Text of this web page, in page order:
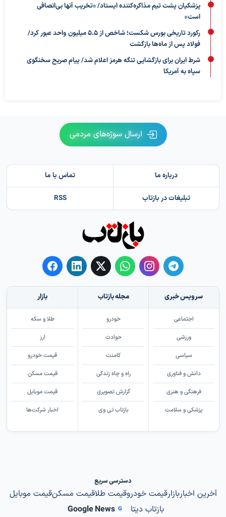
پزشکیان پشت تیم مذاکره‌کننده ایستاد/ «تخریب آنها بی‌انصافی
است»
رکورد تاریخی بورس شکست؛ شاخص از ۵.۵ میلیون واحد عبور کرد/
فولاد پس از ماه‌ها بازگشت
شرط ایران برای بازگشایی تنگه هرمز اعلام شد/ پیام صریح سخنگوی
سپاه به آمریکا
ارسال سوژه‌های مردمی
درباره ما تماس با ما
تبلیغات در بازتاب RSS
سرویس خبری
اجتماعی
ورزشی
سیاسی
دانش و فناوری
فرهنگی و هنری
پزشکی و سلامت
مجله بازتاب
خودرو
حوادث
کامنت
راه و چاه زندگی
گزارش تصویری
بازتاب تی وی
بازار
طلا و سکه
ارز
قیمت خودرو
قیمت مسکن
قیمت موبایل
اخبار شرکت‌ها
دسترسی سریع
آخرین اخباربازارقیمت خودروقیمت طلاقیمت مسکنقیمت موبایل
بازتاب دیتا
G
Google News